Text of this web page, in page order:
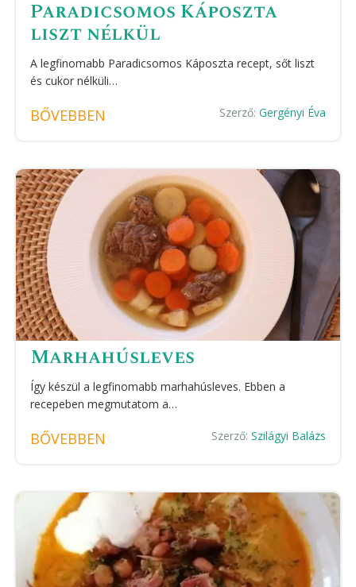
Paradicsomos Káposzta
liszt nélkül
A legfinomabb Paradicsomos Káposzta recept, sőt liszt
és cukor nélküli…
BŐVEBBEN Szerző: Gergényi Éva
Marhahúsleves
Így készül a legfinomabb marhahúsleves. Ebben a
recepeben megmutatom a…
BŐVEBBEN Szerző: Szilágyi Balázs